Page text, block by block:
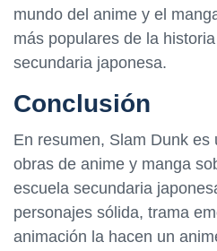
mundo del anime y el
más populares de la
secundaria japonesa.
Conclusión
En resumen, Slam Dunk es
obras de anime y manga
escuela secundaria
personajes sólida, trama
animación la hacen un